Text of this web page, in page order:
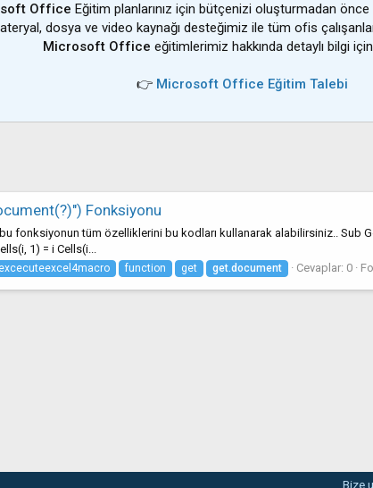
Office Eğitim planlarınız için bütçenizi oluşturmadan önce
dosya ve video kaynağı desteğimiz ile tüm ofis
Microsoft Office eğitimlerimiz hakkında detaylı bilgi
👉 Microsoft Office Eğitim Talebi
Fonksiyonu
fonksiyonun tüm özelliklerini bu kodları kullanarak alabilirsiniz.. Sub
1) = i Cells(i...
excecuteexcel4macro function get get.document Cevaplar: 0
Bize